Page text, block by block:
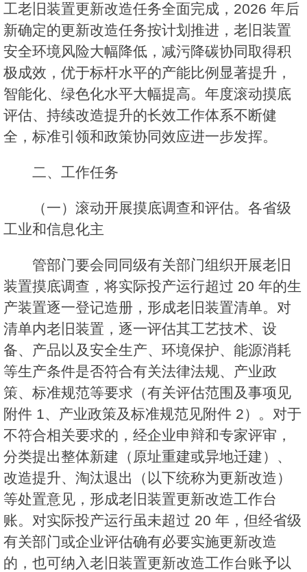
工老旧装置更新改造任务全面完成，2026 年后
新确定的更新改造任务按计划推进，老旧装置
安全环境风险大幅降低，减污降碳协同取得积
极成效，优于标杆水平的产能比例显著提升，
智能化、绿色化水平大幅提高。年度滚动摸底
评估、持续改造提升的长效工作体系不断健
全，标准引领和政策协同效应进一步发挥。
二、工作任务
（一）滚动开展摸底调查和评估。各省级
工业和信息化主
管部门要会同同级有关部门组织开展老旧
装置摸底调查，将实际投产运行超过 20 年的生
产装置逐一登记造册，形成老旧装置清单。对
清单内老旧装置，逐一评估其工艺技术、设
备、产品以及安全生产、环境保护、能源消耗
等生产条件是否符合有关法律法规、产业政
策、标准规范等要求（有关评估范围及事项见
附件 1、产业政策及标准规范见附件 2）。对于
不符合相关要求的，经企业申辩和专家评审，
分类提出整体新建（原址重建或异地迁建）、
改造提升、淘汰退出（以下统称为更新改造）
等处置意见，形成老旧装置更新改造工作台
账。对实际投产运行虽未超过 20 年，但经省级
有关部门或企业评估确有必要实施更新改造
的，也可纳入老旧装置更新改造工作台账予以